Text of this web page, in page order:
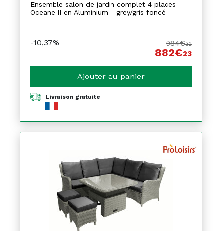
Ensemble salon de jardin complet 4 places
Oceane II en Aluminium - grey/gris foncé
-10,37% 984€32
882€23
Ajouter au panier
Livraison gratuite